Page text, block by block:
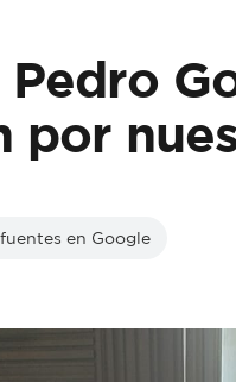
por
en Google